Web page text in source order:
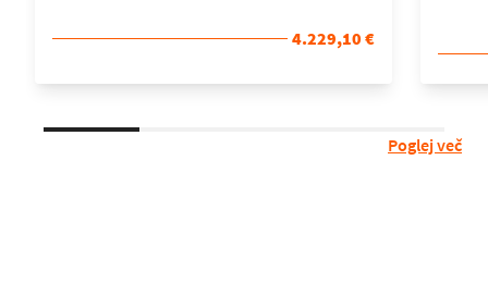
4.229,10 €
Poglej več